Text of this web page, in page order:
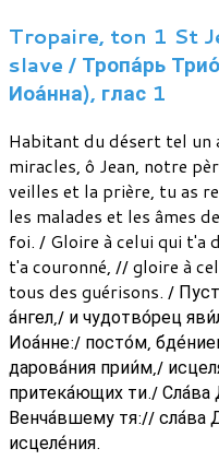
Tropaire, ton 1 St
slave / Тропа́рь
Иоа́нна), глас 1
Habitant du désert tel un
miracles, ô Jean, notre
veilles et la prière, tu as
les malades et les âmes
foi. / Gloire à celui qui t'a
t'a couronné, // gloire à
tous des guérisons. /
а́нгел,/ и чудотво́рец
Иоа́нне:/ посто́м,
дарова́ния прии́м,/
притека́ющих ти./
Венча́вшему тя://
исцеле́ния.